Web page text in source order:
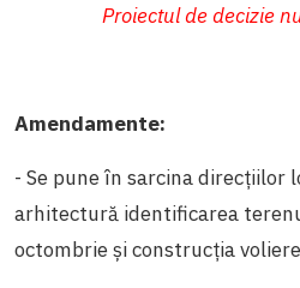
Proiectul de decizie
Amendamente:
- Se pune în sarcina direcțiilor
arhitectură identificarea
octombrie și construcția